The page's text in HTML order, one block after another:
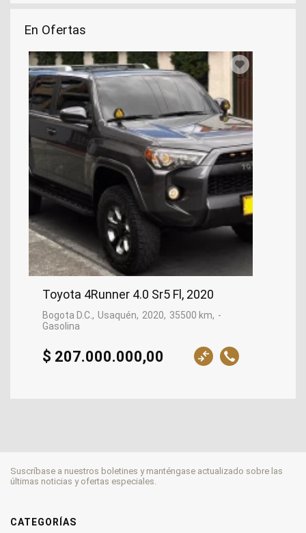
En Ofertas
Toyota 4Runner 4.0 Sr5 Fl, 2020
Bogota D.C. Usaquén 2020 35500 km
-
Gasolina
$ 207.000.000,00
Suscríbase a nuestros boletines y manténgase actualizado sobre las
últimas noticias y ofertas especiales.
CATEGORÍAS